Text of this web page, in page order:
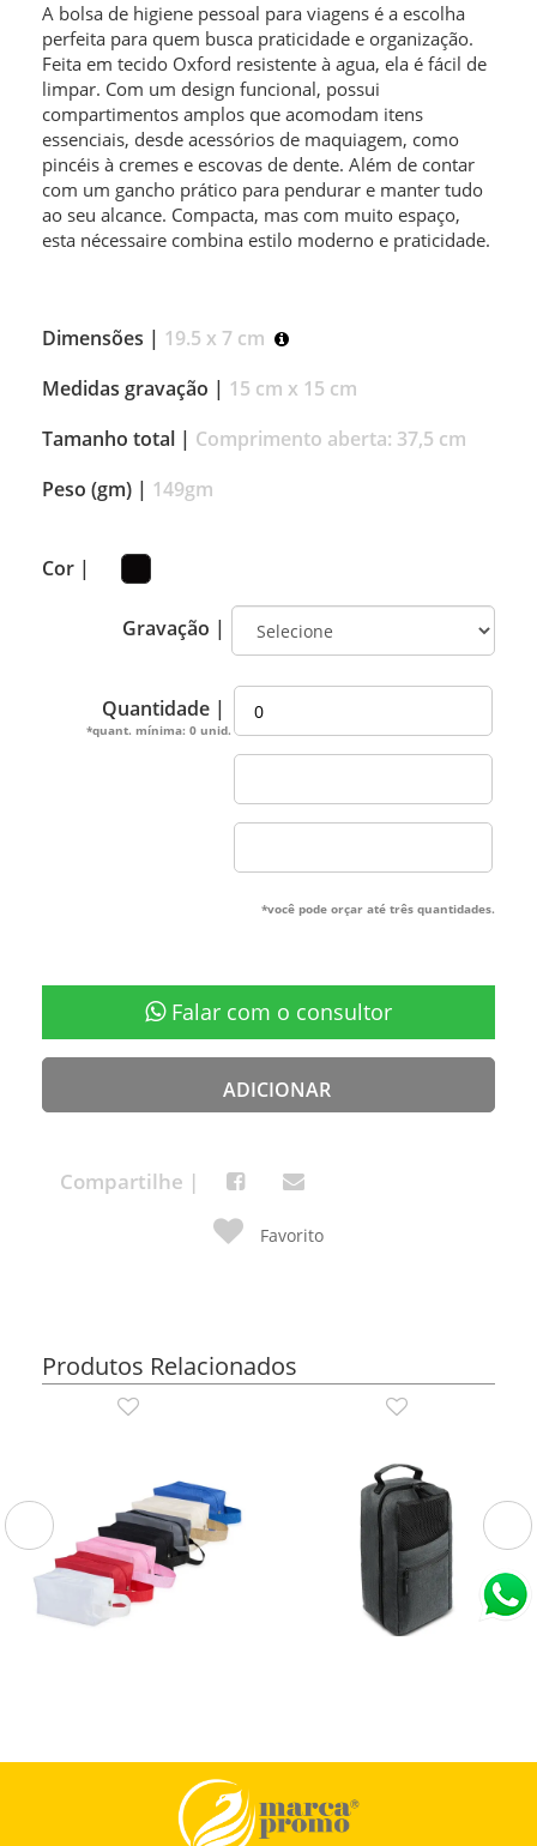
A bolsa de higiene pessoal para viagens é a escolha
perfeita para quem busca praticidade e organização.
Feita em tecido Oxford resistente à agua, ela é fácil de
limpar. Com um design funcional, possui
compartimentos amplos que acomodam itens
essenciais, desde acessórios de maquiagem, como
pincéis à cremes e escovas de dente. Além de contar
com um gancho prático para pendurar e manter tudo
ao seu alcance. Compacta, mas com muito espaço,
esta nécessaire combina estilo moderno e praticidade.
Dimensões | 19.5 x 7 cm
Medidas gravação | 15 cm x 15 cm
Tamanho total | Comprimento aberta: 37,5 cm
Peso (gm) | 149gm
Cor |
Gravação |
Quantidade |
*quant. mínima: 0 unid.
*você pode orçar até três quantidades.
Falar com o consultor
ADICIONAR
Compartilhe |
Favorito
Produtos Relacionados